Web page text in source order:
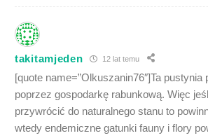
takitamjeden 12 lat temu
[quote name=”Olkuszanin76″]Ta pustynia
poprzez gospodarkę rabunkową. Więc
przywrócić do naturalnego stanu to
wtedy endemiczne gatunki fauny i flory